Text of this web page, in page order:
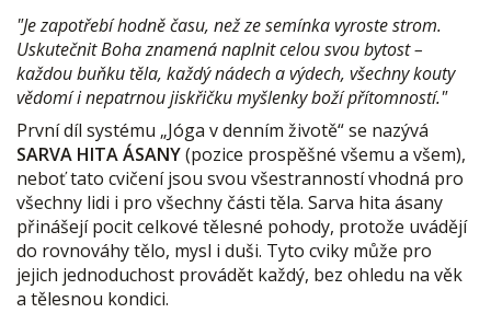
"Je zapotřebí hodně času, než ze semínka vyroste strom.
Uskutečnit Boha znamená naplnit celou svou bytost –
každou buňku těla, každý nádech a výdech, všechny kouty
vědomí i nepatrnou jiskřičku myšlenky boží přítomností."
První díl systému „Jóga v denním životě“ se nazývá
SARVA HITA ÁSANY(pozice prospěšné všemu a všem),
neboť tato cvičení jsou svou všestranností vhodná pro
všechny lidi i pro všechny části těla. Sarva hita ásany
přinášejí pocit celkové tělesné pohody, protože uvádějí
do rovnováhy tělo, mysl i duši. Tyto cviky může pro
jejich jednoduchost provádět každý, bez ohledu na věk
a tělesnou kondici.